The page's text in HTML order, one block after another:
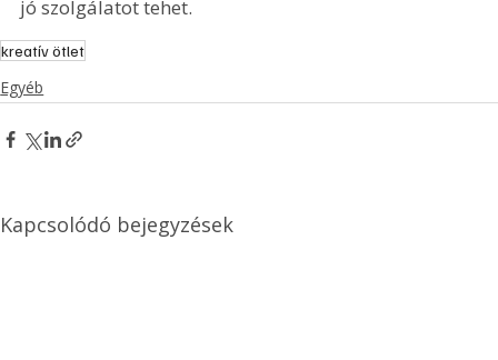
jó szolgálatot tehet.
kreatív ötlet
Egyéb
Kapcsolódó bejegyzések